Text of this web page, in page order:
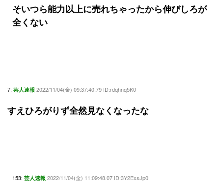
そいつら能力以上に売れちゃったから伸びしろが
全くない
7: 芸人速報 2022/11/04(金) 09:37:40.79 ID:rdqhnq5K0
すえひろがりず全然見なくなったな
153: 芸人速報 2022/11/04(金) 11:09:48.07 ID:3Y2ExsJp0